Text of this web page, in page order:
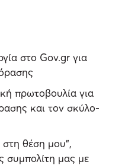
στο Gov.gr για
πρωτοβουλία για
και τον σκύλο-
θέση μου”,
συμπολίτη μας με